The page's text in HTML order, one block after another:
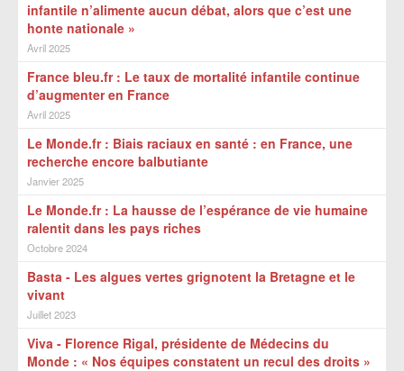
infantile n’alimente aucun débat, alors que c’est une
honte nationale »
Avril 2025
France bleu.fr : Le taux de mortalité infantile continue
d’augmenter en France
Avril 2025
Le Monde.fr : Biais raciaux en santé : en France, une
recherche encore balbutiante
Janvier 2025
Le Monde.fr : La hausse de l’espérance de vie humaine
ralentit dans les pays riches
Octobre 2024
Basta - Les algues vertes grignotent la Bretagne et le
vivant
Juillet 2023
Viva - Florence Rigal, présidente de Médecins du
Monde : « Nos équipes constatent un recul des droits »